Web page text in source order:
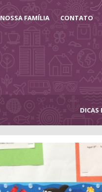
NOSSA FAMÍLIA CONTATO
DICAS